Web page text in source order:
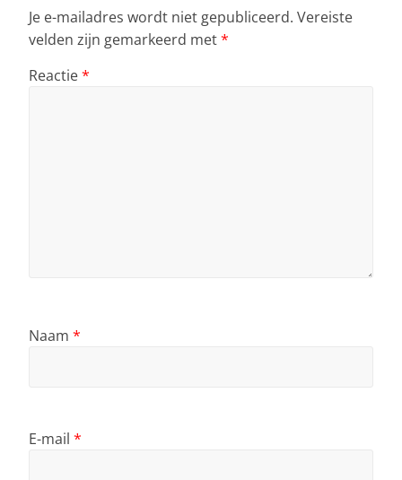
Je e-mailadres wordt niet gepubliceerd. Vereiste
velden zijn gemarkeerd met*
Reactie*
Naam *
E-mail *